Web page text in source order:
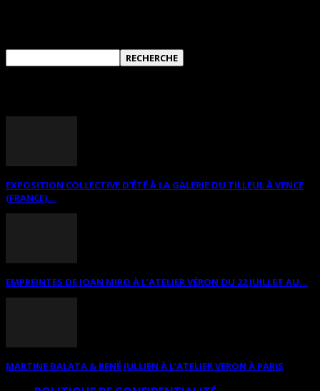
EXPOSITION COLLECTIVE D’ÉTÉ À LA GALERIE DU TILLEUL À VENCE
(FRANCE)...
EMPREINTES DE JOAN MIRO À L’ATELIER VÉRON DU 22 JUILLET AU...
MARTINE BALATA & RENÉ JULLIEN À L’ATELIER VERON À PARIS